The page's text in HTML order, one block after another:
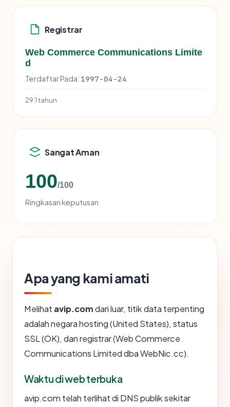
Registrar
Web Commerce Communications Limite
d
Terdaftar Pada: 1997-04-24
29.1 tahun
Sangat Aman
100/100
Ringkasan keputusan
Apa yang kami amati
Melihat avip.comdari luar, titik data terpenting
adalah negara hosting (United States), status
SSL (OK), dan registrar (Web Commerce
Communications Limited dba WebNic.cc).
Waktu di web terbuka
avip.com telah terlihat di DNS publik sekitar